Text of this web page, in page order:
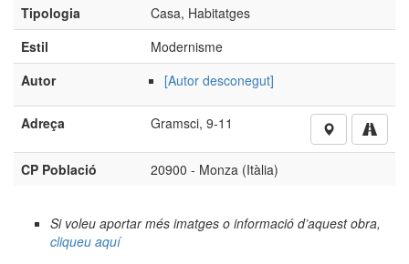
Tipologia
Casa, Habitatges
Estil
Modernisme
Autor
[Autor desconegut]
Adreça Gramsci, 9-11
Si voleu aportar més imatges o informació d’aquest obra,